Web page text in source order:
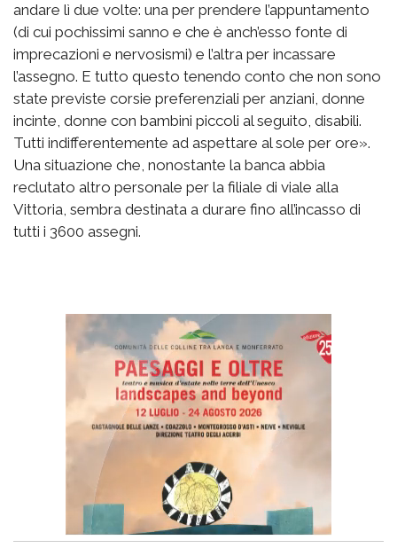
andare lì due volte: una per prendere l’appuntamento
(di cui pochissimi sanno e che è anch’esso fonte di
imprecazioni e nervosismi) e l’altra per incassare
l’assegno. E tutto questo tenendo conto che non sono
state previste corsie preferenziali per anziani, donne
incinte, donne con bambini piccoli al seguito, disabili.
Tutti indifferentemente ad aspettare al sole per ore».
Una situazione che, nonostante la banca abbia
reclutato altro personale per la filiale di viale alla
Vittoria, sembra destinata a durare fino all’incasso di
tutti i 3600 assegni.